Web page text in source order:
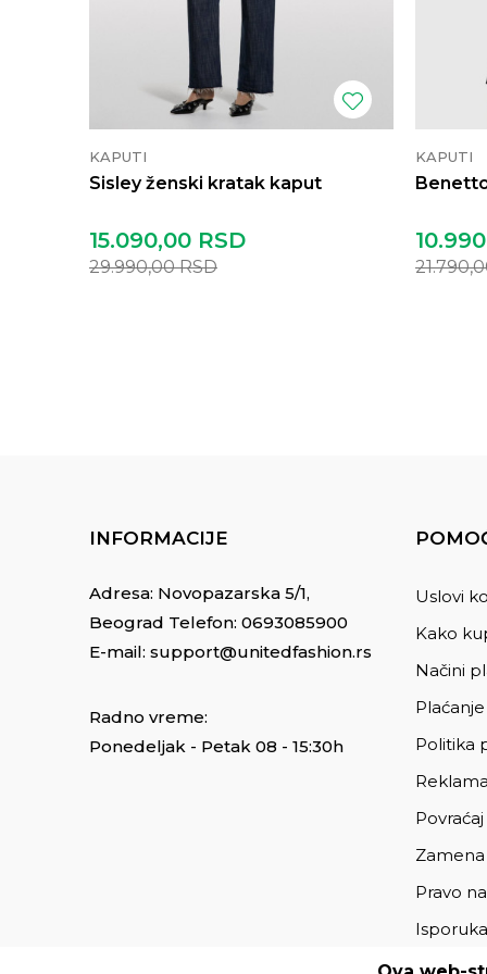
KAPUTI
Sisley ženski kratak kaput
15.090,00 RSD
29.990,00RSD
KAPUTI
INFORMACIJE
Adresa: Novopazarska 5/1,
Beograd Telefon: 0693085900
E-mail: support@unitedfashion.rs
Radno vreme:
Ponedeljak - Petak 08 - 15:30h
Uslovi
Kako
Načini
Politika
Zamena
Pravo
Isporuka